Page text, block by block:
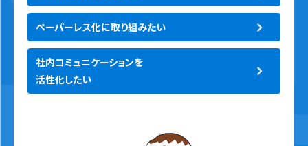
ペーパーレス化に取り組みたい
社内コミュニケーションを
活性化したい